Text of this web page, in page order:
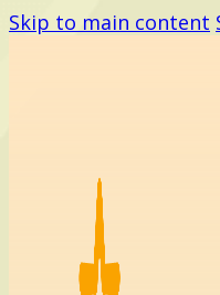
Skip to main content